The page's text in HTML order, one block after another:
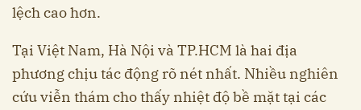
lệch cao hơn.
Tại Việt Nam, Hà Nội và TP.HCM là hai địa
phương chịu tác động rõ nét nhất. Nhiều nghiên
cứu viễn thám cho thấy nhiệt độ bề mặt tại các